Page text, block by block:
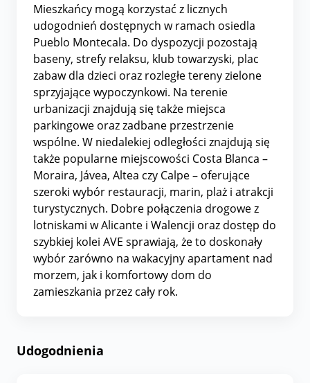
Mieszkańcy mogą korzystać z licznych
udogodnień dostępnych w ramach osiedla
Pueblo Montecala. Do dyspozycji pozostają
baseny, strefy relaksu, klub towarzyski, plac
zabaw dla dzieci oraz rozległe tereny zielone
sprzyjające wypoczynkowi. Na terenie
urbanizacji znajdują się także miejsca
parkingowe oraz zadbane przestrzenie
wspólne. W niedalekiej odległości znajdują się
także popularne miejscowości Costa Blanca –
Moraira, Jávea, Altea czy Calpe – oferujące
szeroki wybór restauracji, marin, plaż i atrakcji
turystycznych. Dobre połączenia drogowe z
lotniskami w Alicante i Walencji oraz dostęp do
szybkiej kolei AVE sprawiają, że to doskonały
wybór zarówno na wakacyjny apartament nad
morzem, jak i komfortowy dom do
zamieszkania przez cały rok.
Udogodnienia